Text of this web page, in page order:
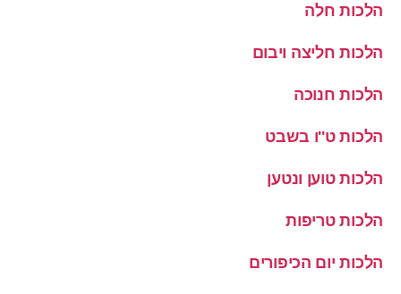
הלכות חלה
הלכות חליצה ויבום
הלכות חנוכה
הלכות ט''ו בשבט
הלכות טוען ונטען
הלכות טריפות
הלכות יום הכיפורים